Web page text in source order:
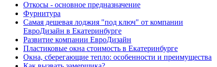
Откосы - основное предназначение
Фурнитура
Самая дешевая лоджия "под ключ" от компании
ЕвроДизайн в Екатеринбурге
Развитие компании ЕвроДизайн
Пластиковые окна стоимость в Екатеринбурге
Окна, сберегающие тепло: особенности и преимущества